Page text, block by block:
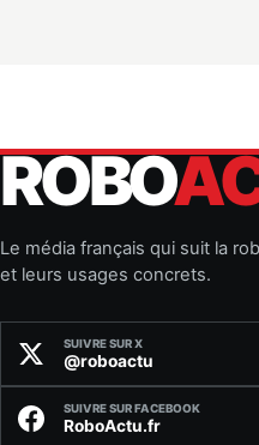
ROBO
Le média français qui suit la
et leurs usages concrets.
SUIVRE SUR X
@roboactu
SUIVRE SUR FACEBOOK
RoboActu.fr